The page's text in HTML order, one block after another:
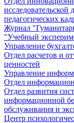
исследовательской
педагогических
Журнал
"Учебный
Управление
Отдел расчетов и
ценностей
Управление
Отдел
Отдел развития
информационной
обслуживания и
Центр